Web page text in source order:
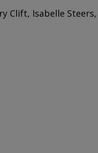
Clift, Isabelle Steers,